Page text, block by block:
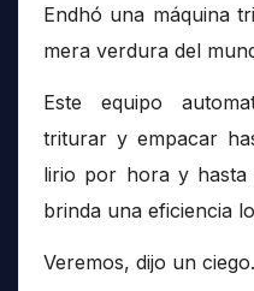
Endhó una máquina
mera verdura del
Este equipo
triturar y empacar
lirio por hora y
brinda una eficiencia
Veremos, dijo un ciego.